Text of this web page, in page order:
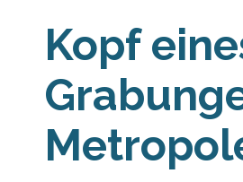
Kopf